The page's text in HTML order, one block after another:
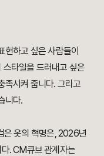
현하고 싶은 사람들이
타일을 드러내고 싶은
족시켜 줍니다. 그리고
니다.
은 옷의 혁명은, 2026년
. CM큐브 관계자는